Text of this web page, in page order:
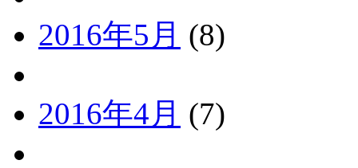
2016年5月 (8)
2016年4月 (7)